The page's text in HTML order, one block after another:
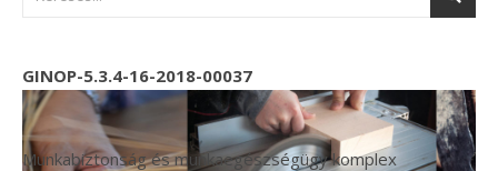
GINOP-5.3.4-16-2018-00037
Munkabiztonság és munkaegészségügy komplex